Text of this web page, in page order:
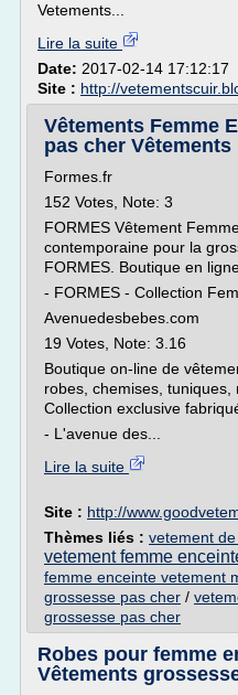
Vetements...
Lire la suite
Date: 2017-02-14 17:12:17
Site : http://
Vêtements Femme
pas cher Vêtements
Formes.fr
152 Votes, Note: 3
FORMES Vêtement
contemporaine pour la
FORMES. Boutique en
- FORMES - Collection
Avenuedesbebes.com
19 Votes, Note: 3.16
Boutique on-line de
robes, chemises, tuniques,
Collection exclusive
- L'avenue des...
Lire la suite
Site : http://
Thèmes liés : vetement
vetement femme
femme enceinte vetement
grossesse pas cher /
grossesse pas cher
Robes pour femme
Vêtements